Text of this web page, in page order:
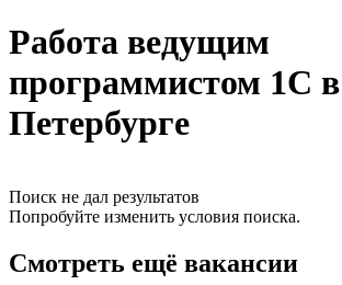
Работа ведущим
программистом 1C
Петербурге
Поиск не дал результатов
Попробуйте изменить условия поиска.
Смотреть ещё вакансии